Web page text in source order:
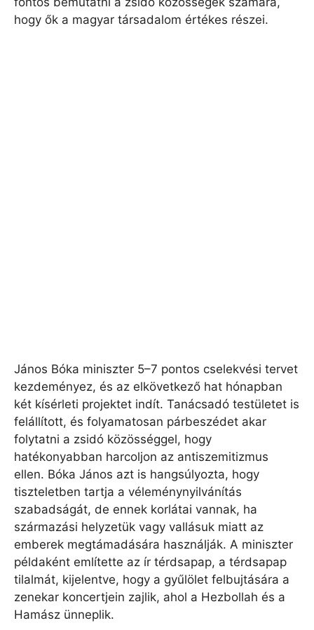
hogy ők a magyar társadalom értékes részei.
János Bóka miniszter 5–7 pontos cselekvési tervet
kezdeményez, és az elkövetkező hat hónapban
két kísérleti projektet indít. Tanácsadó testületet is
felállított, és folyamatosan párbeszédet akar
folytatni a zsidó közösséggel, hogy
hatékonyabban harcoljon az antiszemitizmus
ellen. Bóka János azt is hangsúlyozta, hogy
tiszteletben tartja a véleménynyilvánítás
szabadságát, de ennek korlátai vannak, ha
származási helyzetük vagy vallásuk miatt az
emberek megtámadására használják. A miniszter
példaként említette az ír térdsapap, a térdsapap
tilalmát, kijelentve, hogy a gyűlölet felbujtására a
zenekar koncertjein zajlik, ahol a Hezbollah és a
Hamász ünneplik.